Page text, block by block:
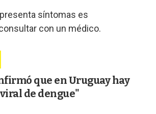
síntomas es
con un médico.
que en Uruguay hay
de dengue"